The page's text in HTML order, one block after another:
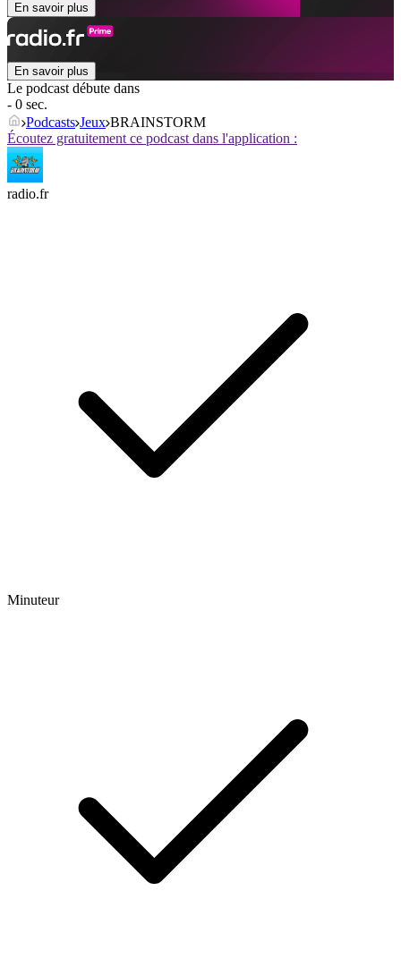
En savoir plus
En savoir plus
Le podcast débute dans
- 0 sec.
Podcasts Jeux BRAINSTORM
Écoutez gratuitement ce podcast dans l'application :
radio.fr
Minuteur